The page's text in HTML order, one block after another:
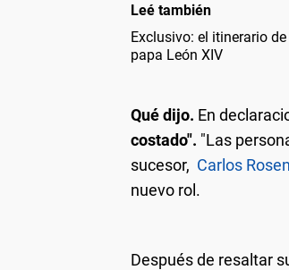
Leé también
Exclusivo: el itinerario
papa León XIV
Qué dijo. En
costado". "Las
sucesor, Carlos
nuevo rol.
Después de resaltar